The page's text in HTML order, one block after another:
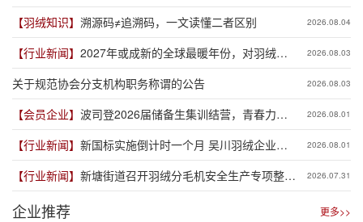
【羽绒知识】 溯源码≠追溯码，一文读懂二者区别 2026.08.04
【行业新闻】 2027年或成新的全球最暖年份，对羽绒产
业有何影响？
2026.08.03
关于规范协会分支机构职务称谓的公告 2026.08.03
【会员企业】 波司登2026届储备生集训结营，青春力量
赋能品牌新程
2026.08.01
【行业新闻】 新国标实施倒计时一个月 吴川羽绒企业集
体“抢跑”新规
2026.08.01
【行业新闻】 新塘街道召开羽绒分毛机安全生产专项整治
推进会
2026.07.31
企业推荐 更多>>